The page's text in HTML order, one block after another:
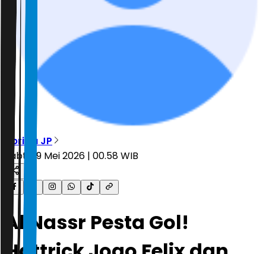
Aprillia JP
Sabtu, 9 Mei 2026 | 00.58 WIB
Al Nassr Pesta Gol!